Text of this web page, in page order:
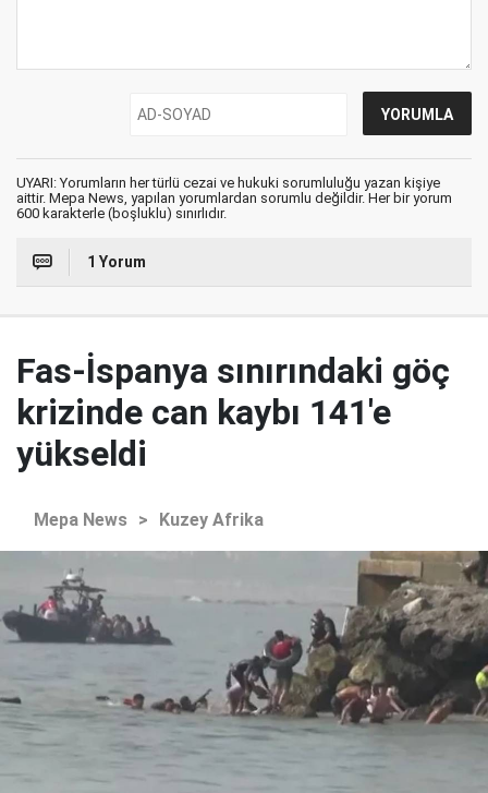
UYARI: Yorumların her türlü cezai ve hukuki sorumluluğu yazan kişiye
aittir. Mepa News, yapılan yorumlardan sorumlu değildir. Her bir yorum
600 karakterle (boşluklu) sınırlıdır.
1 Yorum
Fas-İspanya sınırındaki göç
krizinde can kaybı 141'e
yükseldi
Mepa News > Kuzey Afrika